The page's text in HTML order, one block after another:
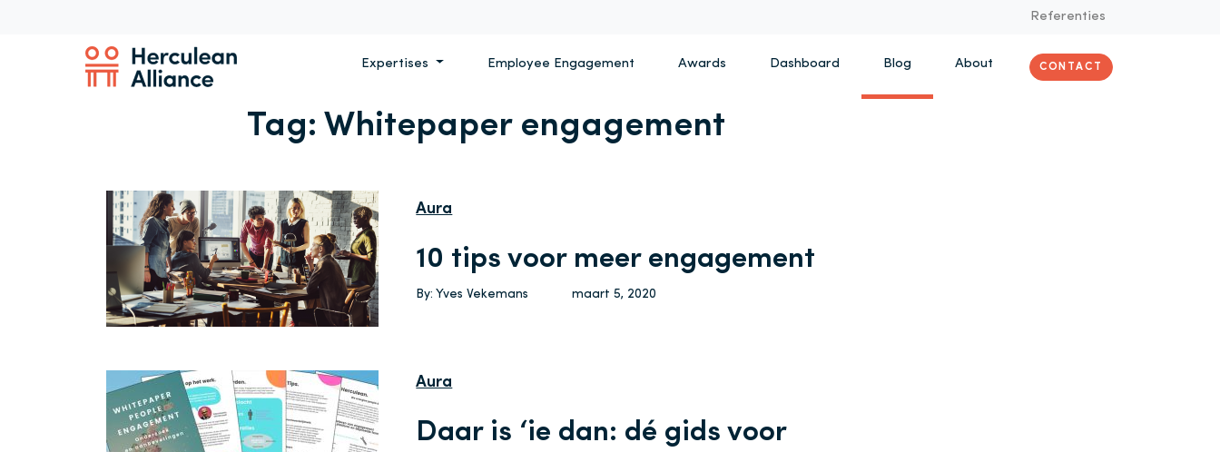
Referenties
Expertises Employee Engagement Awards Dashboard Blog About CONTACT
Tag: Whitepaper engagement
Aura
10 tips voor meer engagement
By: Yves Vekemans maart 5, 2020
Aura
Daar is ‘ie dan: dé gids voor